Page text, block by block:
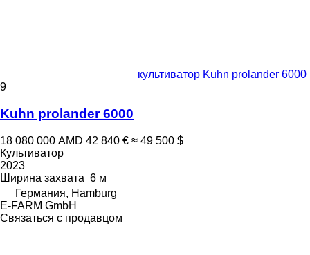
культиватор Kuhn prolander 6000
9
Kuhn prolander 6000
18 080 000 AMD 42 840 € ≈ 49 500 $
Культиватор
2023
Ширина захвата 6 м
Германия, Hamburg
E-FARM GmbH
Связаться с продавцом